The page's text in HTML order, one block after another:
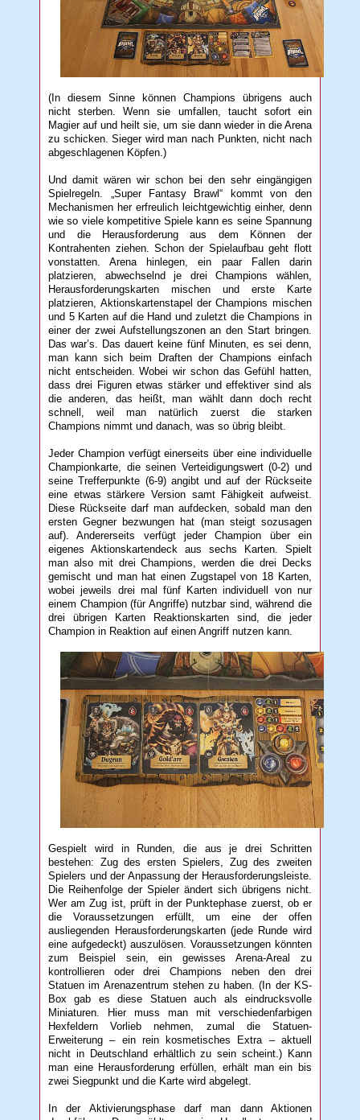
(In diesem Sinne können Champions übrigens auch
nicht sterben. Wenn sie umfallen, taucht sofort ein
Magier auf und heilt sie, um sie dann wieder in die Arena
zu schicken. Sieger wird man nach Punkten, nicht nach
abgeschlagenen Köpfen.)
Und damit wären wir schon bei den sehr eingängigen
Spielregeln. „Super Fantasy Brawl“ kommt von den
Mechanismen her erfreulich leichtgewichtig einher, denn
wie so viele kompetitive Spiele kann es seine Spannung
und die Herausforderung aus dem Können der
Kontrahenten ziehen. Schon der Spielaufbau geht flott
vonstatten. Arena hinlegen, ein paar Fallen darin
platzieren, abwechselnd je drei Champions wählen,
Herausforderungskarten mischen und erste Karte
platzieren, Aktionskartenstapel der Champions mischen
und 5 Karten auf die Hand und zuletzt die Champions in
einer der zwei Aufstellungszonen an den Start bringen.
Das war’s. Das dauert keine fünf Minuten, es sei denn,
man kann sich beim Draften der Champions einfach
nicht entscheiden. Wobei wir schon das Gefühl hatten,
dass drei Figuren etwas stärker und effektiver sind als
die anderen, das heißt, man wählt dann doch recht
schnell, weil man natürlich zuerst die starken
Champions nimmt und danach, was so übrig bleibt.
Jeder Champion verfügt einerseits über eine individuelle
Championkarte, die seinen Verteidigungswert (0-2) und
seine Trefferpunkte (6-9) angibt und auf der Rückseite
eine etwas stärkere Version samt Fähigkeit aufweist.
Diese Rückseite darf man aufdecken, sobald man den
ersten Gegner bezwungen hat (man steigt sozusagen
auf). Andererseits verfügt jeder Champion über ein
eigenes Aktionskartendeck aus sechs Karten. Spielt
man also mit drei Champions, werden die drei Decks
gemischt und man hat einen Zugstapel von 18 Karten,
wobei jeweils drei mal fünf Karten individuell von nur
einem Champion (für Angriffe) nutzbar sind, während die
drei übrigen Karten Reaktionskarten sind, die jeder
Champion in Reaktion auf einen Angriff nutzen kann.
Gespielt wird in Runden, die aus je drei Schritten
bestehen: Zug des ersten Spielers, Zug des zweiten
Spielers und der Anpassung der Herausforderungsleiste.
Die Reihenfolge der Spieler ändert sich übrigens nicht.
Wer am Zug ist, prüft in der Punktephase zuerst, ob er
die Voraussetzungen erfüllt, um eine der offen
ausliegenden Herausforderungskarten (jede Runde wird
eine aufgedeckt) auszulösen. Voraussetzungen könnten
zum Beispiel sein, ein gewisses Arena-Areal zu
kontrollieren oder drei Champions neben den drei
Statuen im Arenazentrum stehen zu haben. (In der KS-
Box gab es diese Statuen auch als eindrucksvolle
Miniaturen. Hier muss man mit verschiedenfarbigen
Hexfeldern Vorlieb nehmen, zumal die Statuen-
Erweiterung – ein rein kosmetisches Extra – aktuell
nicht in Deutschland erhältlich zu sein scheint.) Kann
man eine Herausforderung erfüllen, erhält man ein bis
zwei Siegpunkt und die Karte wird abgelegt.
In der Aktivierungsphase darf man dann Aktionen